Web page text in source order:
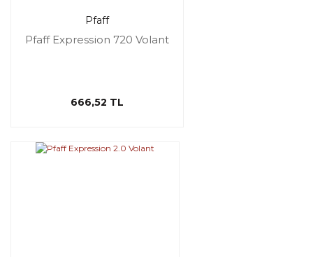
Pfaff
Pfaff Expression 720 Volant
666,52 TL